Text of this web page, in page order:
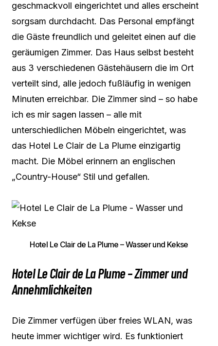
geschmackvoll eingerichtet und alles erscheint
sorgsam durchdacht. Das Personal empfängt
die Gäste freundlich und geleitet einen auf die
geräumigen Zimmer. Das Haus selbst besteht
aus 3 verschiedenen Gästehäusern die im Ort
verteilt sind, alle jedoch fußläufig in wenigen
Minuten erreichbar. Die Zimmer sind – so habe
ich es mir sagen lassen – alle mit
unterschiedlichen Möbeln eingerichtet, was
das Hotel Le Clair de La Plume einzigartig
macht. Die Möbel erinnern an englischen
„Country-House“ Stil und gefallen.
Hotel Le Clair de La Plume – Wasser und Kekse
Hotel Le Clair de La Plume – Zimmer und
Annehmlichkeiten
Die Zimmer verfügen über freies WLAN, was
heute immer wichtiger wird. Es funktioniert